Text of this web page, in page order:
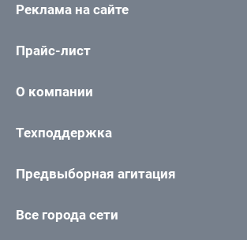
Реклама на сайте
Прайс-лист
О компании
Техподдержка
Предвыборная агитация
Все города сети